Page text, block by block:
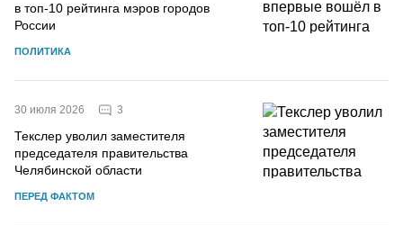
в топ-10 рейтинга мэров городов
России
ПОЛИТИКА
30 июля 2026 3
Текслер уволил заместителя
председателя правительства
Челябинской области
ПЕРЕД ФАКТОМ